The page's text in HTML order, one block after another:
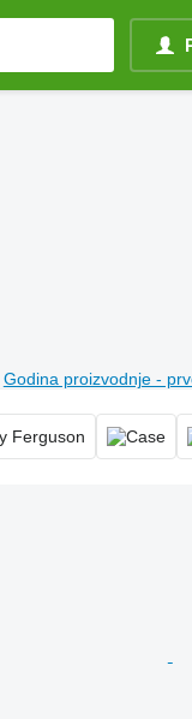
Godina proizvodnje -